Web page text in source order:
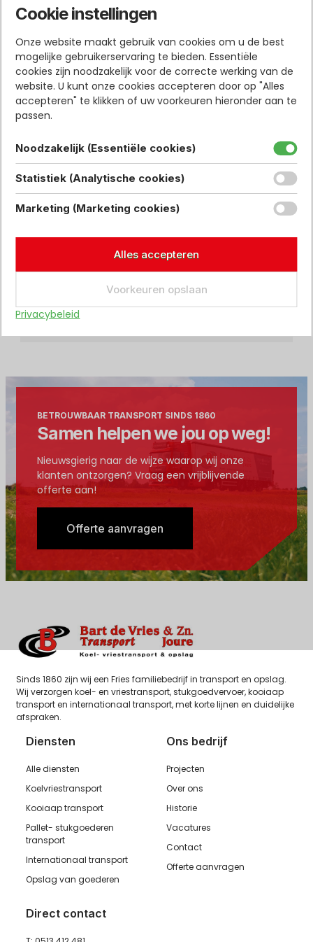
Onderwerp
Bericht of vraag
Verstuur
Bekijk ook
BETROUWBAAR TRANSPORT SINDS 1860
Samen helpen we jou op weg!
Nieuwsgierig naar de wijze waarop wij onze
klanten ontzorgen? Vraag een vrijblijvende
offerte aan!
Offerte aanvragen
Sinds 1860 zijn wij een Fries familiebedrijf in transport en opslag.
Wij verzorgen koel- en vriestransport, stukgoedvervoer, kooiaap
transport en internationaal transport, met korte lijnen en duidelijke
afspraken.
Diensten
Alle diensten
Koelvriestransport
Kooiaap transport
Pallet- stukgoederen
transport
Internationaal transport
Opslag van goederen
Ons bedrijf
Projecten
Over ons
Historie
Vacatures
Contact
Offerte aanvragen
Direct contact
Cookie instellingen
Onze website maakt gebruik van cookies om u de best
mogelijke gebruikerservaring te bieden. Essentiële
cookies zijn noodzakelijk voor de correcte werking van de
website. U kunt onze cookies accepteren door op "Alles
accepteren" te klikken of uw voorkeuren hieronder aan te
passen.
Noodzakelijk (Essentiële cookies)
Statistiek (Analytische cookies)
Marketing (Marketing cookies)
Alles accepteren
Voorkeuren opslaan
Privacybeleid